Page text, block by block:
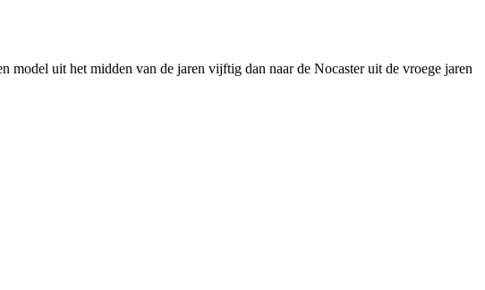
model uit het midden van de jaren vijftig dan naar de Nocaster uit de vroege jaren